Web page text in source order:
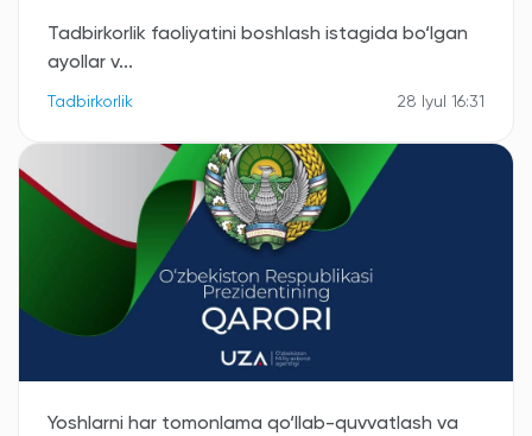
Tadbirkorlik faoliyatini boshlash istagida bo‘lgan
ayollar v...
Tadbirkorlik 28 Iyul 16:31
Yoshlarni har tomonlama qo‘llab-quvvatlash va